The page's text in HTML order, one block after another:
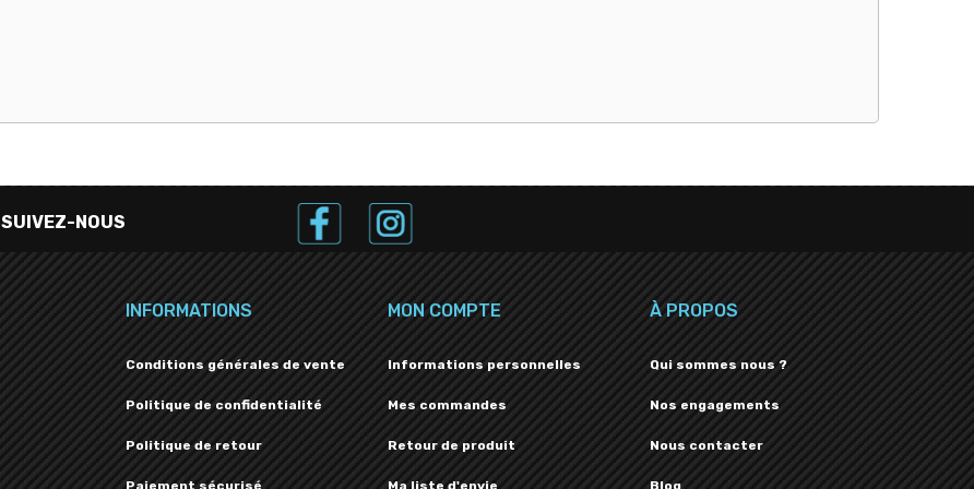
SUIVEZ-NOUS
INFORMATIONS
Conditions générales de vente
Politique de confidentialité
Politique de retour
Paiement sécurisé
MON COMPTE
Informations personnelles
Mes commandes
Retour de produit
Ma liste d'envie
À PROPOS
Qui sommes nous ?
Nos engagements
Nous contacter
Blog